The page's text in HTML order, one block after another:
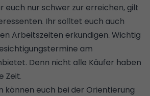
euch nur schwer zur erreichen, gilt
Ihr solltet euch auch
Arbeitszeiten erkundigen. Wichtig
am
Denn nicht alle Käufer haben
Zeit.
können euch bei der Orientierung